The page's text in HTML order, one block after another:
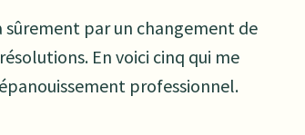
sûrement par un changement de
En voici cinq qui me
professionnel.